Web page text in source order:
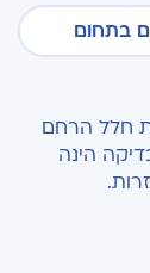
בתחום
חלל הרחם
הינה